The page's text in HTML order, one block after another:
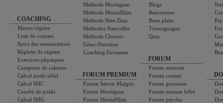
COACHING
Menus régime
Liste de courses
Suivi des mensurations
Réglette de régime
Exercices physiques
Compteur de calories
Calcul poids idéal
Calcul IMC
Courbe de poids
Calcul IMG
Méthode Montignac
Méthode MentalSlim
Méthode Slim Data
Méthodes Naturelles
Méthode Chrono-
Géno-Nutrition
Coaching Grossesse
FORUM PREMIUM
Forum Savoir Maigrir
Forum Montignac
Forum MentalSlim
Blogs
Rencontres
Bons plans
Témoignages
Quiz
FORUM
Forum minceur
Forum cuisine
Forum grossesse
Forum maman bébé
Forum psycho